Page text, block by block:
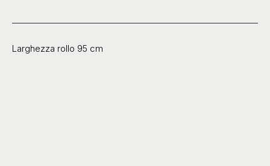
Larghezza rollo 95 cm